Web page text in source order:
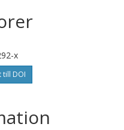
x
till DOI